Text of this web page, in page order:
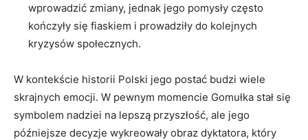
wprowadzić zmiany, jednak jego pomysły często
kończyły się fiaskiem i prowadziły do kolejnych
kryzysów społecznych.
W kontekście historii Polski jego postać budzi wiele
skrajnych emocji. W pewnym momencie Gomułka stał się
symbolem nadziei na lepszą przyszłość, ale jego
późniejsze decyzje wykreowały obraz dyktatora, który